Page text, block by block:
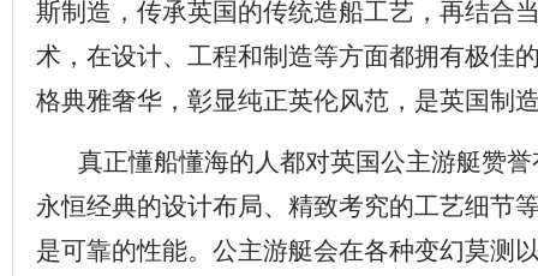
斯制造，传承英国的传统造船工艺，再结合
术，在设计、工程和制造等方面都拥有极佳
格典雅奢华，彰显纯正英伦风范，是英国制
真正懂船懂海的人都对英国公主游艇赞誉
永恒经典的设计布局、精致考究的工艺细节
是可靠的性能。公主游艇会在各种变幻莫测